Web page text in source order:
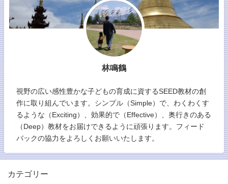
林鳴鶴
視野の広い感性豊かな子どもの育成に資するSEED教材の創
作に取り組んでいます。シンプル（Simple）で、わくわくす
るような（Exciting）、効果的で（Effective）、奥行きのある
（Deep）教材をお届けできるように頑張ります。フィード
バックの協力をよろしくお願いいたします。
カテゴリー